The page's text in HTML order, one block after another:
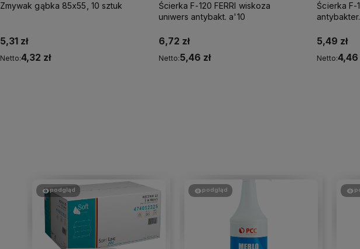
Zmywak gąbka 85x55, 10 sztuk
5,31 zł
Netto:4,32 zł
Ścierka F-120 FERRI wiskoza
uniwers antybakt. a'10
6,72 zł
Netto:5,46 zł
Ścierka F-
5,49 zł
Netto:4,46
podgląd podgląd